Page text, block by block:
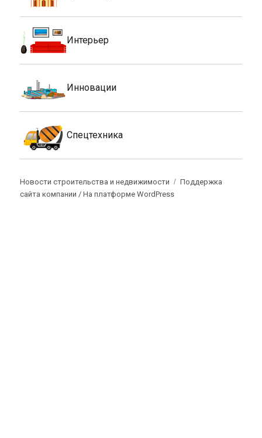
Интерьер
Инновации
Спецтехника
Новости строительства и недвижимости
Поддержка
сайта компании /На платформе WordPress